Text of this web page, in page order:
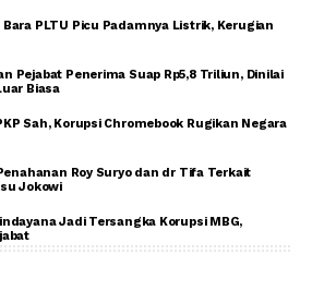
PLTU Picu Padamnya Listrik, Kerugian
Pejabat Penerima Suap Rp5,8 Triliun, Dinilai
Biasa
Sah, Korupsi Chromebook Rugikan Negara
Roy Suryo dan dr Tifa Terkait
Jokowi
Jadi Tersangka Korupsi MBG,